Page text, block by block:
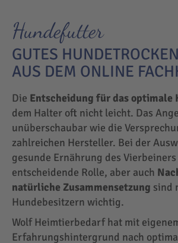
Hundefutter
GUTES
AUS DEM ONLINE
Die Entscheidung für das optimale
dem Halter oft nicht leicht. Das
unüberschaubar wie die
zahlreichen Hersteller. Bei der
gesunde Ernährung des
entscheidende Rolle, aber auch
natürliche Zusammensetzung sind
Hundebesitzern wichtig.
Wolf Heimtierbedarf hat mit
Erfahrungshintergrund nach